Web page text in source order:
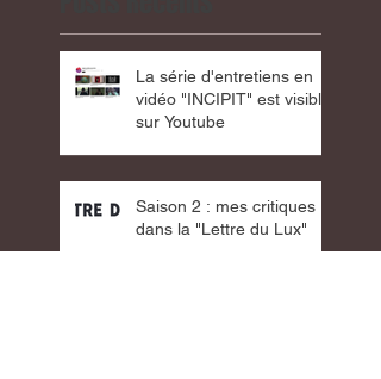
La série d'entretiens en
vidéo "INCIPIT" est visible
sur Youtube
Saison 2 : mes critiques
dans la "Lettre du Lux"